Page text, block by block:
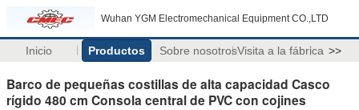
Wuhan YGM Electromechanical Equipment CO.,LTD
Inicio Productos Sobre nosotrosVisita a la fábrica >>
Barco de pequeñas costillas de alta capacidad Casco
rígido 480 cm Consola central de PVC con cojines